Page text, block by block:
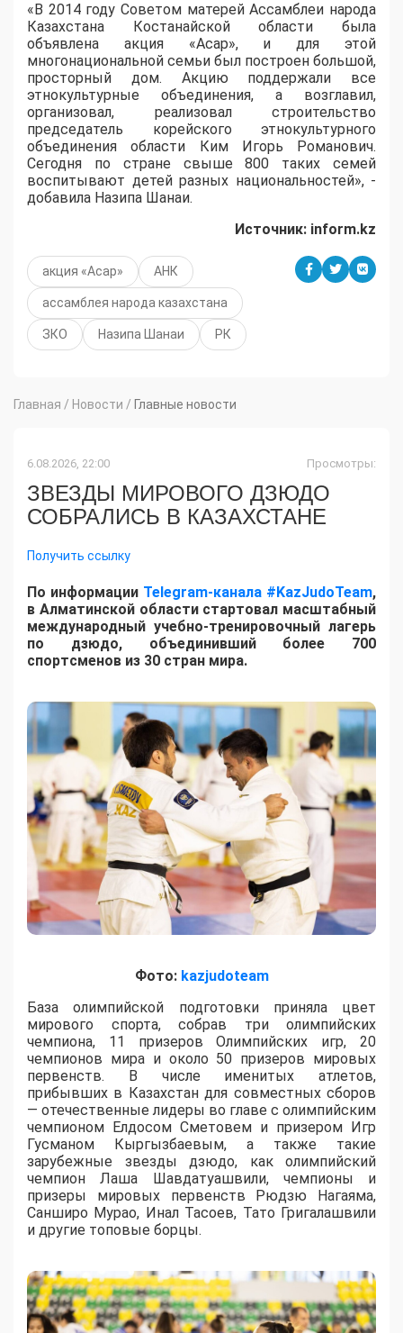
«В 2014 году Советом матерей Ассамблеи народа
Казахстана Костанайской области была
объявлена акция «Асар», и для этой
многонациональной семьи был построен большой,
просторный дом. Акцию поддержали все
этнокультурные объединения, а возглавил,
организовал, реализовал строительство
председатель корейского этнокультурного
объединения области Ким Игорь Романович.
Сегодня по стране свыше 800 таких семей
воспитывают детей разных национальностей», -
добавила Назипа Шанаи.
Источник: inform.kz
акция «Асар» АНК
ассамблея народа казахстана
ЗКО Назипа Шанаи РК
Главная / Новости / Главные новости
6.08.2026, 22:00 Просмотры:
ЗВЕЗДЫ МИРОВОГО ДЗЮДО
СОБРАЛИСЬ В КАЗАХСТАНЕ
Получить ссылку
По информации Telegram-канала #KazJudoTeam,
в Алматинской области стартовал масштабный
международный учебно-тренировочный лагерь
по дзюдо, объединивший более 700
спортсменов из 30 стран мира.
Фото: kazjudoteam
База олимпийской подготовки приняла цвет
мирового спорта, собрав три олимпийских
чемпиона, 11 призеров Олимпийских игр, 20
чемпионов мира и около 50 призеров мировых
первенств. В числе именитых атлетов,
прибывших в Казахстан для совместных сборов
— отечественные лидеры во главе с олимпийским
чемпионом Елдосом Сметовем и призером Игр
Гусманом Кыргызбаевым, а также такие
зарубежные звезды дзюдо, как олимпийский
чемпион Лаша Шавдатуашвили, чемпионы и
призеры мировых первенств Рюдзю Нагаяма,
Санширо Мурао, Инал Тасоев, Тато Григалашвили
и другие топовые борцы.